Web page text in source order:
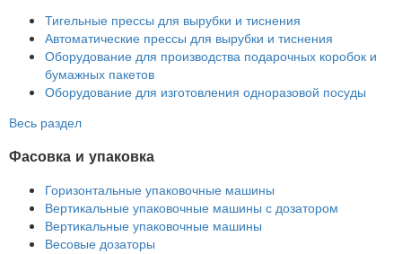
Тигельные прессы для вырубки и тиснения
Автоматические прессы для вырубки и тиснения
Оборудование для производства подарочных коробок и
бумажных пакетов
Оборудование для изготовления одноразовой посуды
Весь раздел
Фасовка и упаковка
Горизонтальные упаковочные машины
Вертикальные упаковочные машины с дозатором
Вертикальные упаковочные машины
Весовые дозаторы